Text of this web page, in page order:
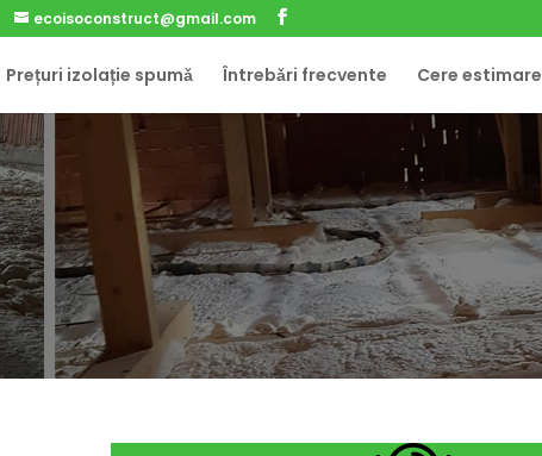
ecoisoconstruct@gmail.com
Prețuri izolație spumǎ Întrebǎri frecvente Cere estimare